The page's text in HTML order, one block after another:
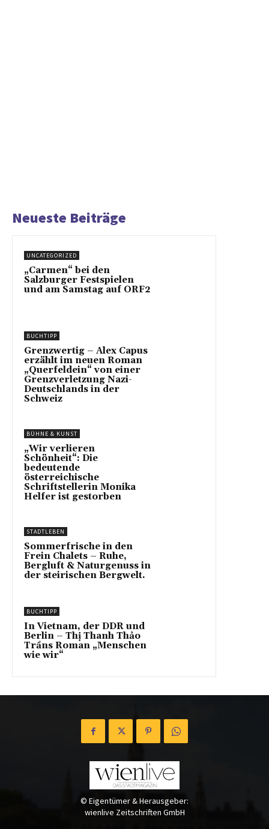
Neueste Beiträge
UNCATEGORIZED
„Carmen“ bei den
Salzburger Festspielen
und am Samstag auf ORF2
BUCHTIPP
Grenzwertig – Alex Capus
erzählt im neuen Roman
„Querfeldein“ von einer
Grenzverletzung Nazi-
Deutschlands in der
Schweiz
BÜHNE & KUNST
„Wir verlieren
Schönheit“: Die
bedeutende
österreichische
Schriftstellerin Monika
Helfer ist gestorben
STADTLEBEN
Sommerfrische in den
Frein Chalets – Ruhe,
Bergluft & Naturgenuss in
der steirischen Bergwelt.
BUCHTIPP
In Vietnam, der DDR und
Berlin – Thị Thanh Thảo
Trầns Roman „Menschen
wie wir“
© Eigentümer & Herausgeber:
wienlive Zeitschriften GmbH